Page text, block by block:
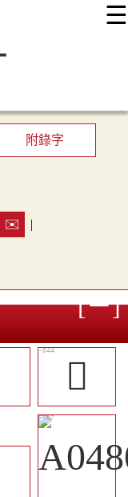
☰
附錄字
✉️ |
󴺰